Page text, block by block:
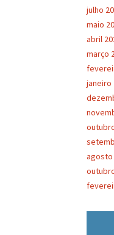
julho
maio
abril
março
janeiro
agosto